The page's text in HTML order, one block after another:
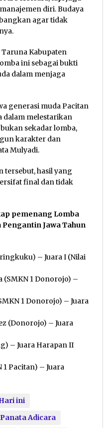
diri. Budaya
agar tidak
Kabupaten
ini sebagai bukti
dalam menjaga
generasi muda Pacitan
dalam melestarikan
sekadar lomba,
karakter dan
Mulyadi.
tersebut, hasil yang
final dan tidak
pemenang Lomba
Jawa Tahun
– Juara I (Nilai
(SMKN 1 Donorojo) –
1 Donorojo) – Juara
(Donorojo) – Juara
– Juara Harapan II
1 Pacitan) – Juara
ini
Adicara